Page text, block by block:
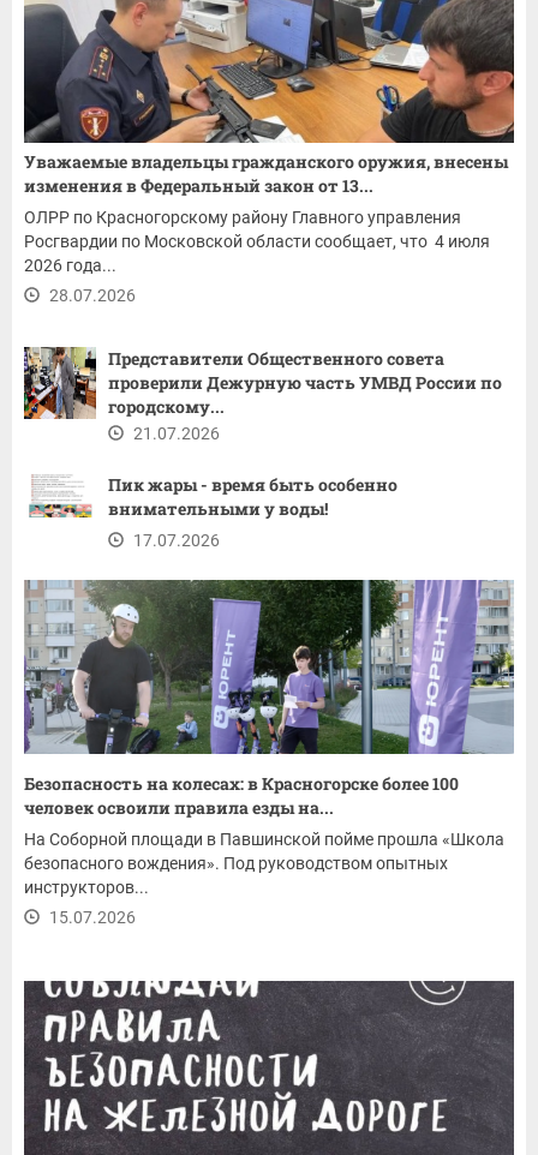
Уважаемые владельцы гражданского оружия, внесены
изменения в Федеральный закон от 13...
ОЛРР по Красногорскому району Главного управления
Росгвардии по Московской области сообщает, что 4 июля
2026 года...
28.07.2026
Представители Общественного совета
проверили Дежурную часть УМВД России по
городскому...
21.07.2026
Пик жары - время быть особенно
внимательными у воды!
17.07.2026
Безопасность на колесах: в Красногорске более 100
человек освоили правила езды на...
На Соборной площади в Павшинской пойме прошла «Школа
безопасного вождения». Под руководством опытных
инструкторов...
15.07.2026